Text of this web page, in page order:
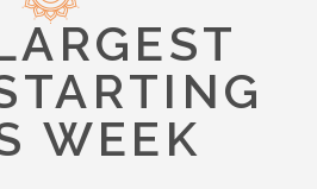
WEEK